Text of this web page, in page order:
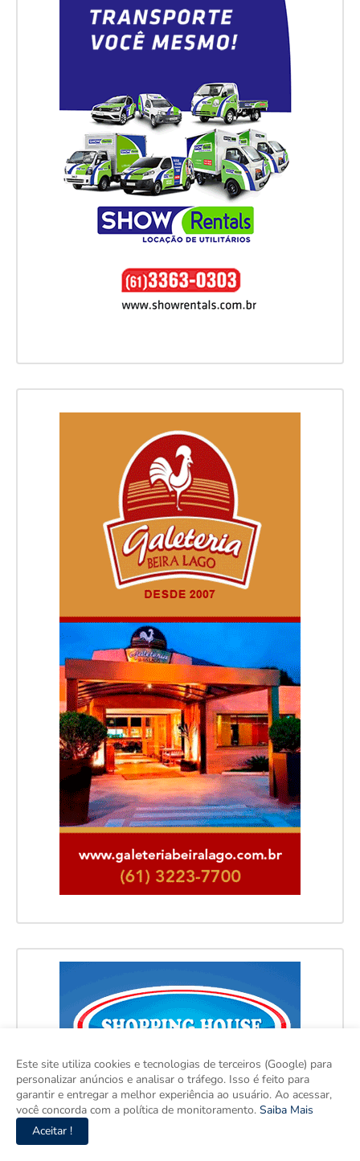
Este site utiliza cookies e tecnologias de terceiros (Google) para
personalizar anúncios e analisar o tráfego. Isso é feito para
garantir e entregar a melhor experiência ao usuário. Ao acessar,
você concorda com a política de monitoramento. Saiba Mais
Aceitar !